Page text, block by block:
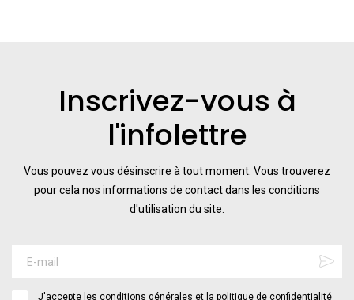
Inscrivez-vous à
l'infolettre
Vous pouvez vous désinscrire à tout moment. Vous trouverez
pour cela nos informations de contact dans les conditions
d'utilisation du site.
J'accepte les conditions générales et la politique de confidentialité